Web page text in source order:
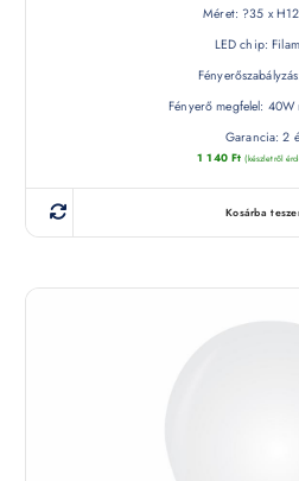
Méret: ?35 x
LED chip:
Fényerő megfelel:
Garancia: 2
1 140 Ft (készletről
Kosárba